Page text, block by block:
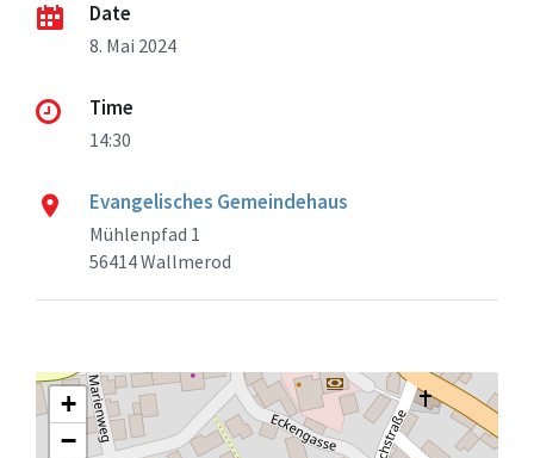
Date
8. Mai 2024
Time
14:30
Evangelisches Gemeindehaus
Mühlenpfad 1
56414 Wallmerod
+
−